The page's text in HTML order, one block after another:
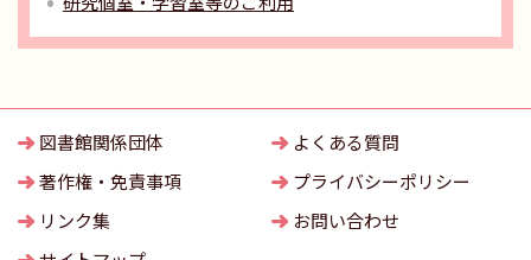
図書館関係団体
よくある質問
著作権・免責事項
プライバシーポリシー
リンク集
お問い合わせ